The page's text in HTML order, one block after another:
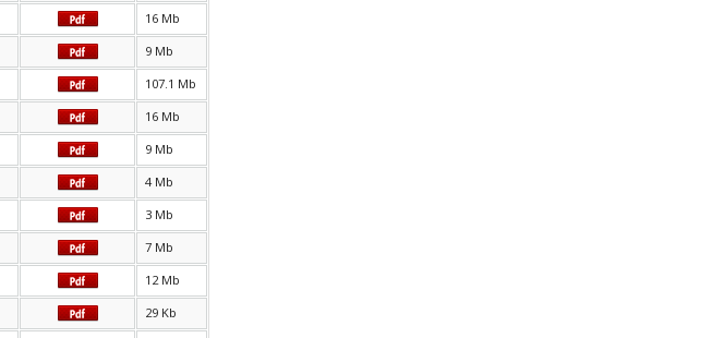
16 Mb
9 Mb
107.1 Mb
16 Mb
9 Mb
4 Mb
3 Mb
7 Mb
12 Mb
29 Kb